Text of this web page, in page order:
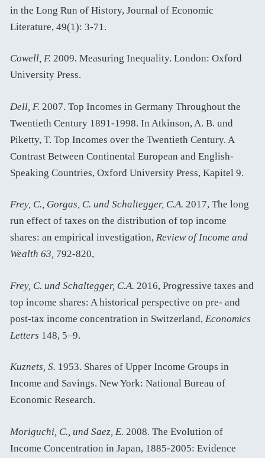
in the Long Run of History, Journal of Economic
Literature, 49(1): 3-71.
Cowell, F. 2009. Measuring Inequality. London: Oxford
University Press.
Dell, F. 2007. Top Incomes in Germany Throughout the
Twentieth Century 1891-1998. In Atkinson, A. B. und
Piketty, T. Top Incomes over the Twentieth Century. A
Contrast Between Continental European and English-
Speaking Countries, Oxford University Press, Kapitel 9.
Frey, C., Gorgas, C. und Schaltegger, C.A. 2017, The long
run effect of taxes on the distribution of top income
shares: an empirical investigation, Review of Income and
Wealth 63, 792-820,
Frey, C. und Schaltegger, C.A. 2016, Progressive taxes and
top income shares: A historical perspective on pre- and
post-tax income concentration in Switzerland, Economics
Letters 148, 5–9.
Kuznets, S. 1953. Shares of Upper Income Groups in
Income and Savings. New York: National Bureau of
Economic Research.
Moriguchi, C., und Saez, E. 2008. The Evolution of
Income Concentration in Japan, 1885-2005: Evidence